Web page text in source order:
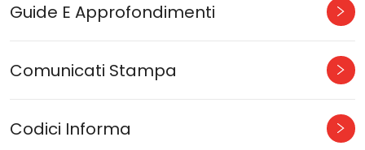
Guide E Approfondimenti
Comunicati Stampa
Codici Informa